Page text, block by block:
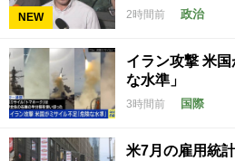
NEW 2時間前 政治
イラン攻撃 米
な水準」
3時間前 国際
米7月の雇用統